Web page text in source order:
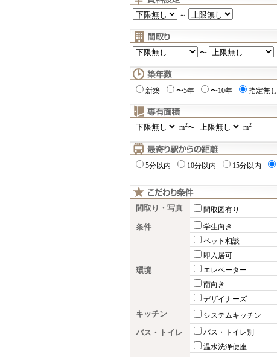
～
〜
新築 〜5年 〜10年 指定無し
m2〜 m2
5分以内 10分以内 15分以内
間取り・写真 間取図有り
条件 学生向き
ペット相談
即入居可
環境 エレベーター
南向き
デザイナーズ
キッチン システムキッチン
バス・トイレ バス・トイレ別
温水洗浄便座